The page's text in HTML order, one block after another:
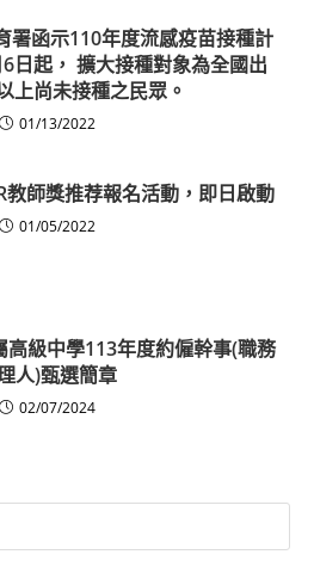
署函示110年度流感疫苗接種計
日起， 擴大接種對象為全國出
上尚未接種之民眾。
01/13/2022
教師獎推荐報名活動，即日啟動
01/05/2022
高級中學113年度約僱幹事(職務
人)甄選簡章
02/07/2024